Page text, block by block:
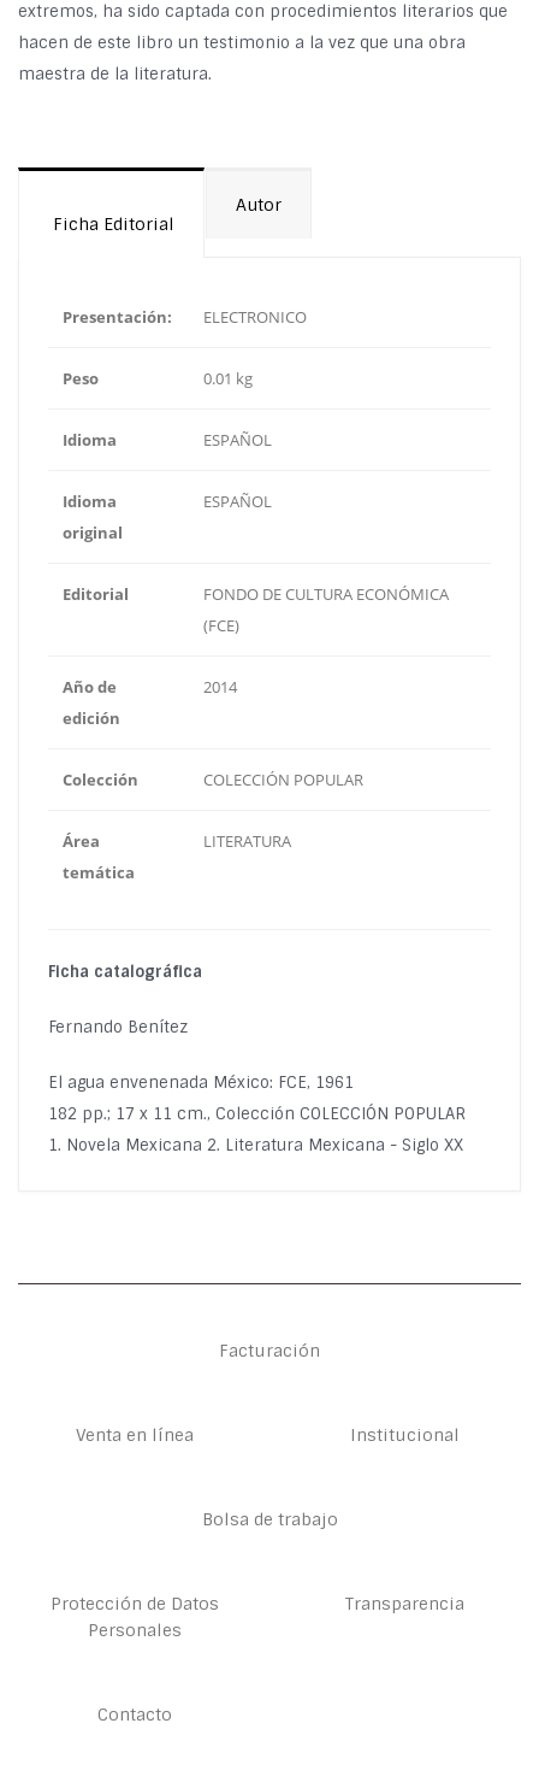
extremos, ha sido captada con procedimientos literarios que
hacen de este libro un testimonio a la vez que una obra
maestra de la literatura.
Ficha Editorial
Autor
Presentación: ELECTRONICO
Peso 0.01 kg
Idioma ESPAÑOL
Idioma
original
ESPAÑOL
Editorial
FONDO DE CULTURA ECONÓMICA
(FCE)
Año de
edición
2014
Colección COLECCIÓN POPULAR
Área
temática
LITERATURA
Ficha catalográfica
Fernando Benítez
El agua envenenada México: FCE, 1961
182 pp.; 17 x 11 cm., Colección COLECCIÓN POPULAR
1. Novela Mexicana 2. Literatura Mexicana - Siglo XX
Facturación
Venta en línea Institucional
Bolsa de trabajo
Protección de Datos
Personales
Transparencia
Contacto